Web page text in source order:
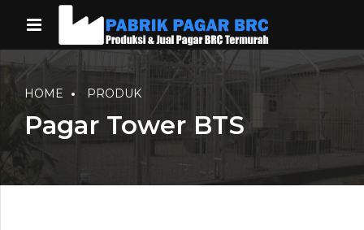
HOME PRODUK
Pagar Tower BTS